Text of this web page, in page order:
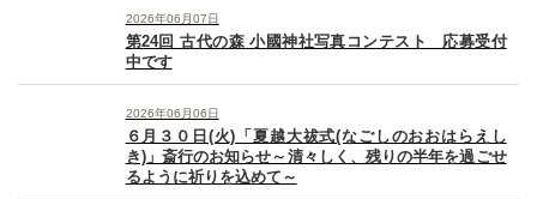
2026年06月07日
第24回 古代の森 小國神社写真コンテスト 応募受付
中です
2026年06月06日
６月３０日(火)「夏越大祓式(なごしのおおはらえし
き)」斎行のお知らせ～清々しく、残りの半年を過ごせ
るように祈りを込めて～